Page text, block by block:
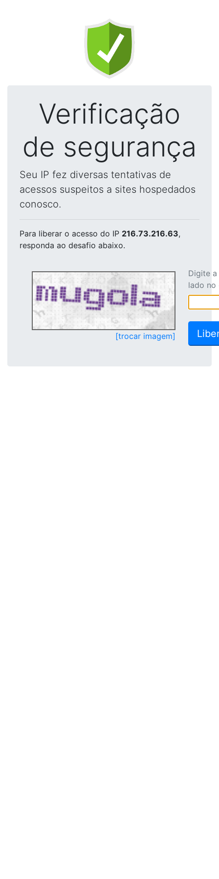
Verificação
de segurança
Seu IP fez diversas tentativas de
acessos suspeitos a sites hospedados
conosco.
Para liberar o acesso do IP 216.73.216.63,
responda ao desafio abaixo.
[trocar imagem]
Digite
lado no